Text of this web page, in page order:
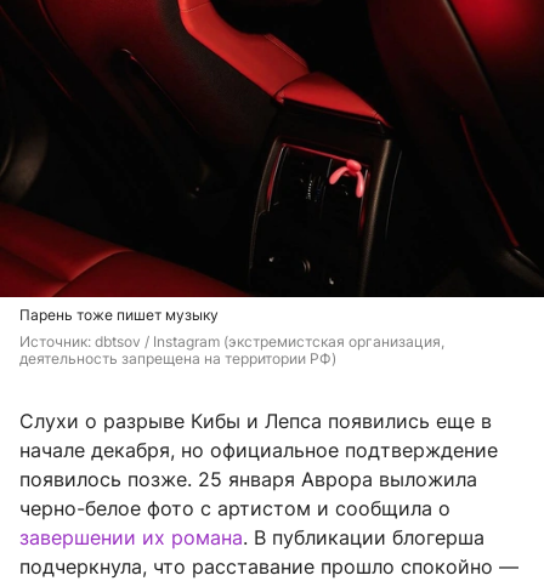
Парень тоже пишет музыку
Источник: dbtsov / Instagram (экстремистская организация,
деятельность запрещена на территории РФ)
Слухи о разрыве Кибы и Лепса появились еще в
начале декабря, но официальное подтверждение
появилось позже. 25 января Аврора выложила
черно-белое фото с артистом и сообщила о
завершении их романа. В публикации блогерша
подчеркнула, что расставание прошло спокойно —